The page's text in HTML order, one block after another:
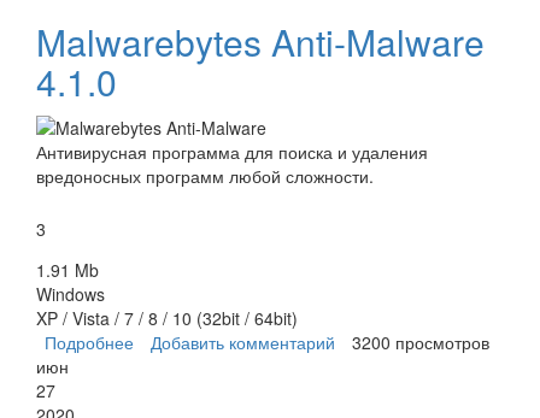
Malwarebytes Anti-Malware
4.1.0
Антивирусная программа для поиска и удаления
вредоносных программ любой сложности.
3
1.91 Mb
Windows
XP / Vista / 7 / 8 / 10 (32bit / 64bit)
Подробнее о Malwarebytes Anti-Malware
Добавить комментарий
3200 просмотров
июн
27